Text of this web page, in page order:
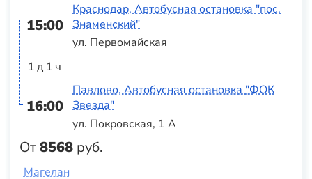
15:00
1 д 1 ч
16:00
От8568 руб.
Краснодар, Автобусная остановка "пос.
Знаменский"
ул. Первомайская
Павлово, Автобусная остановка "ФОК
Звезда"
ул. Покровская, 1 А
Магелан